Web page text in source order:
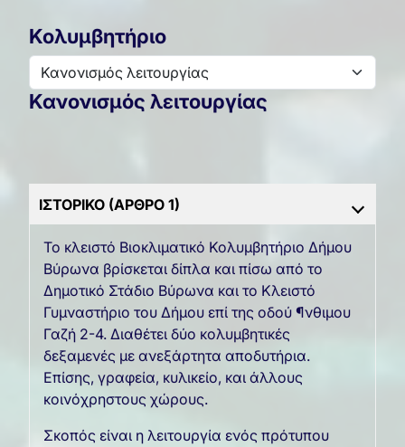
Κολυμβητήριο
Κανονισμός λειτουργίας
ΙΣΤΟΡΙΚΟ (ΑΡΘΡΟ 1)
Το κλειστό Βιοκλιματικό Κολυμβητήριο Δήμου
Βύρωνα βρίσκεται δίπλα και πίσω από το
Δημοτικό Στάδιο Βύρωνα και το Κλειστό
Γυμναστήριο του Δήμου επί της οδού ¶νθιμου
Γαζή 2-4. Διαθέτει δύο κολυμβητικές
δεξαμενές με ανεξάρτητα αποδυτήρια.
Επίσης, γραφεία, κυλικείο, και άλλους
κοινόχρηστους χώρους.
Σκοπός είναι η λειτουργία ενός πρότυπου